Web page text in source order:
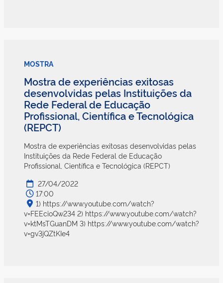
MOSTRA
Mostra de experiências exitosas
desenvolvidas pelas Instituições da
Rede Federal de Educação
Profissional, Científica e Tecnológica
(REPCT)
Mostra de experiências exitosas desenvolvidas pelas
Instituições da Rede Federal de Educação
Profissional, Científica e Tecnológica (REPCT)
27/04/2022
17:00
1) https://www.youtube.com/watch?
v=FEEcioQw234 2) https://www.youtube.com/watch?
v=ktMsTGuanDM 3) https://www.youtube.com/watch?
v=gv3jQZtKIe4